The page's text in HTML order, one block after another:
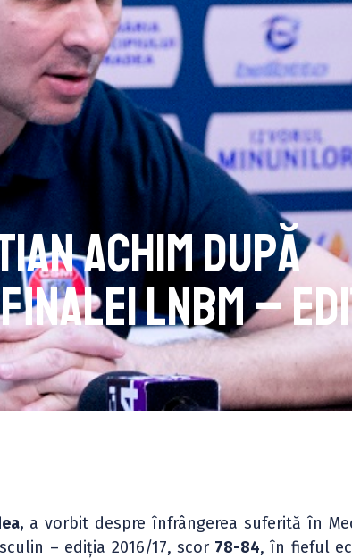
Achim după
LNBM –
a vorbit despre înfrângerea suferită în
– ediția 2016/17, scor 78-84, în fieful